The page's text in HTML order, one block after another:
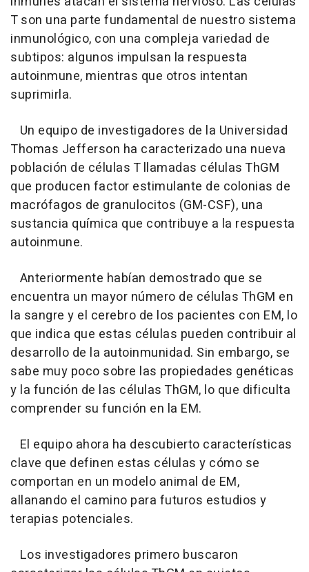
T son una parte fundamental de nuestro sistema
inmunológico, con una compleja variedad de
subtipos: algunos impulsan la respuesta
autoinmune, mientras que otros intentan
suprimirla.
Un equipo de investigadores de la Universidad
Thomas Jefferson ha caracterizado una nueva
población de células T llamadas células ThGM
que producen factor estimulante de colonias de
macrófagos de granulocitos (GM-CSF), una
sustancia química que contribuye a la respuesta
autoinmune.
Anteriormente habían demostrado que se
encuentra un mayor número de células ThGM en
la sangre y el cerebro de los pacientes con EM, lo
que indica que estas células pueden contribuir al
desarrollo de la autoinmunidad. Sin embargo, se
sabe muy poco sobre las propiedades genéticas
y la función de las células ThGM, lo que dificulta
comprender su función en la EM.
El equipo ahora ha descubierto características
clave que definen estas células y cómo se
comportan en un modelo animal de EM,
allanando el camino para futuros estudios y
terapias potenciales.
Los investigadores primero buscaron